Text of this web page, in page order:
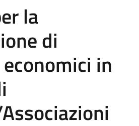
la
di
in